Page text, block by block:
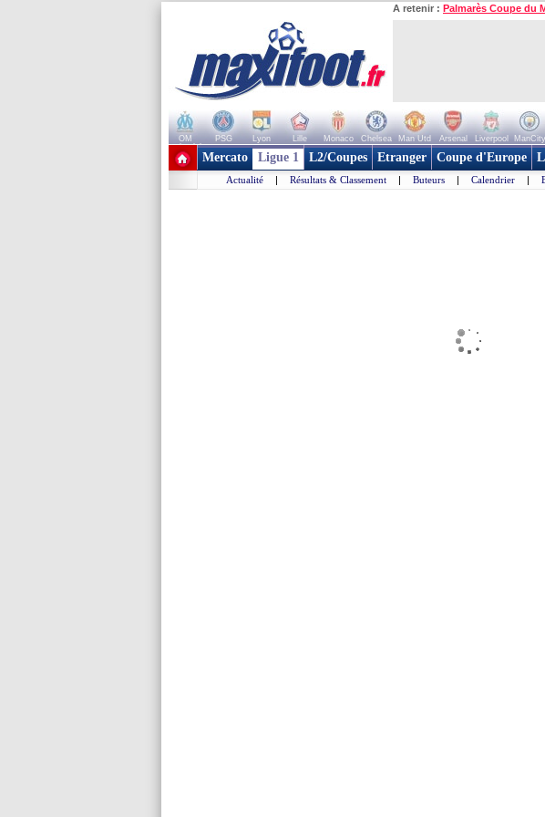
A retenir : Palmarès Coupe du
OM PSG Lyon Lille Monaco Chelsea Man Utd Arsenal Liverpool ManCity
+ de clubs
Mercato Ligue 1 L2/Coupes Etranger Coupe d'Europe
Actualité | Résultats & Classement | Buteurs | Calendrier |